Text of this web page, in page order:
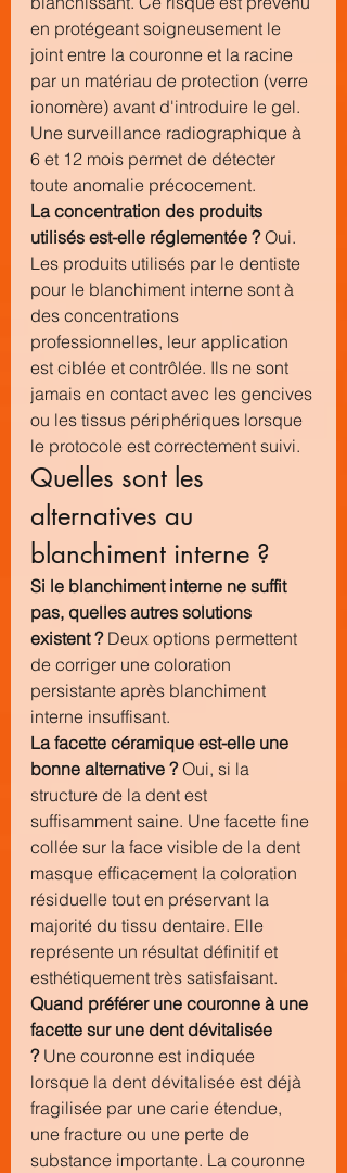
en protégeant soigneusement le
joint entre la couronne et la racine
par un matériau de protection (verre
ionomère) avant d'introduire le gel.
Une surveillance radiographique à
6 et 12 mois permet de détecter
toute anomalie précocement.
La concentration des produits
utilisés est-elle réglementée ? Oui.
Les produits utilisés par le dentiste
pour le blanchiment interne sont à
des concentrations
professionnelles, leur application
est ciblée et contrôlée. Ils ne sont
jamais en contact avec les gencives
ou les tissus périphériques lorsque
le protocole est correctement suivi.
Quelles sont les
alternatives au
blanchiment interne ?
Si le blanchiment interne ne suffit
pas, quelles autres solutions
existent ? Deux options permettent
de corriger une coloration
persistante après blanchiment
interne insuffisant.
La facette céramique est-elle une
bonne alternative ? Oui, si la
structure de la dent est
suffisamment saine. Une facette fine
collée sur la face visible de la dent
masque efficacement la coloration
résiduelle tout en préservant la
majorité du tissu dentaire. Elle
représente un résultat définitif et
esthétiquement très satisfaisant.
Quand préférer une couronne à une
facette sur une dent dévitalisée
? Une couronne est indiquée
lorsque la dent dévitalisée est déjà
fragilisée par une carie étendue,
une fracture ou une perte de
substance importante. La couronne